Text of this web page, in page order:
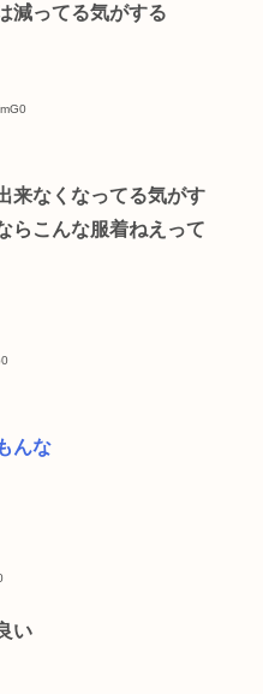
減ってる気がする
来なくなってる気がす
こんな服着ねえって
んな
い